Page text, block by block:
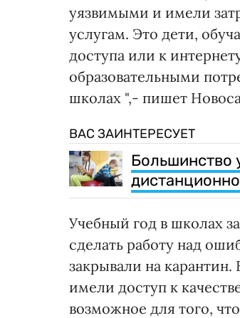
уязвимыми и имели
услугам. Это дети,
доступа или к
образовательными
школах ",- пишет
ВАС ЗАИНТЕРЕСУЕТ
Большинство
Учебный год в школах
сделать работу над
закрывали на
имели доступ к
возможное для того,